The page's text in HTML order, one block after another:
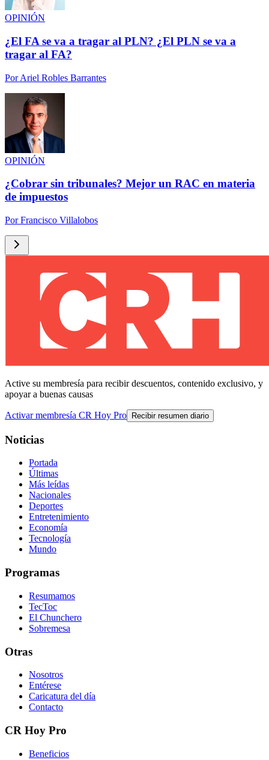
OPINIÓN
¿El FA se va a tragar al PLN? ¿El PLN se va a
tragar al FA?
PorAriel Robles Barrantes
OPINIÓN
¿Cobrar sin tribunales? Mejor un RAC en materia
de impuestos
PorFrancisco Villalobos
Active su membresía para recibir descuentos, contenido exclusivo, y
apoyar a buenas causas
Activar membresía CR Hoy Pro Recibir resumen diario
Noticias
Portada
Últimas
Más leídas
Nacionales
Deportes
Entretenimiento
Economía
Tecnología
Mundo
Programas
Resumamos
TecToc
El Chunchero
Sobremesa
Otras
Nosotros
Entérese
Caricatura del día
Contacto
CR Hoy Pro
Beneficios